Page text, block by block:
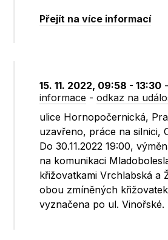
Přejít na více informací
15. 11. 2022, 09:58 - 13:30
informace -odkaz na
ulice Hornopočernická,
uzavřeno, práce na silnici,
Do 30.11.2022 19:00,
na komunikaci
křižovatkami Vrchlabská a
obou zmíněných
vyznačena po ul. Vinořské.